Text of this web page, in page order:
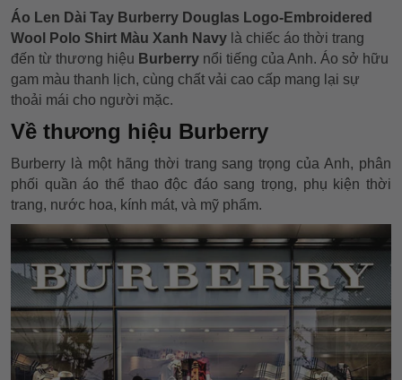
Áo Len Dài Tay Burberry Douglas Logo-Embroidered
Wool Polo Shirt Màu Xanh Navy là chiếc áo thời trang
đến từ thương hiệu Burberry nổi tiếng của Anh. Áo sở hữu
gam màu thanh lịch, cùng chất vải cao cấp mang lại sự
thoải mái cho người mặc.
Về thương hiệu Burberry
Burberry là một hãng thời trang sang trọng của Anh, phân
phối quần áo thể thao độc đáo sang trọng, phụ kiện thời
trang, nước hoa, kính mát, và mỹ phẩm.